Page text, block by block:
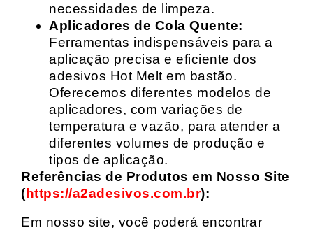
necessidades de limpeza.
Aplicadores de Cola Quente:
Ferramentas indispensáveis para a
aplicação precisa e eficiente dos
adesivos Hot Melt em bastão.
Oferecemos diferentes modelos de
aplicadores, com variações de
temperatura e vazão, para atender a
diferentes volumes de produção e
tipos de aplicação.
Referências de Produtos em Nosso Site
(https://a2adesivos.com.br):
Em nosso site, você poderá encontrar